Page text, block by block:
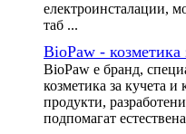
електроинсталации,
таб ...
BioPaw - козметика
BioPaw е бранд,
козметика за кучета
продукти,
подпомагат